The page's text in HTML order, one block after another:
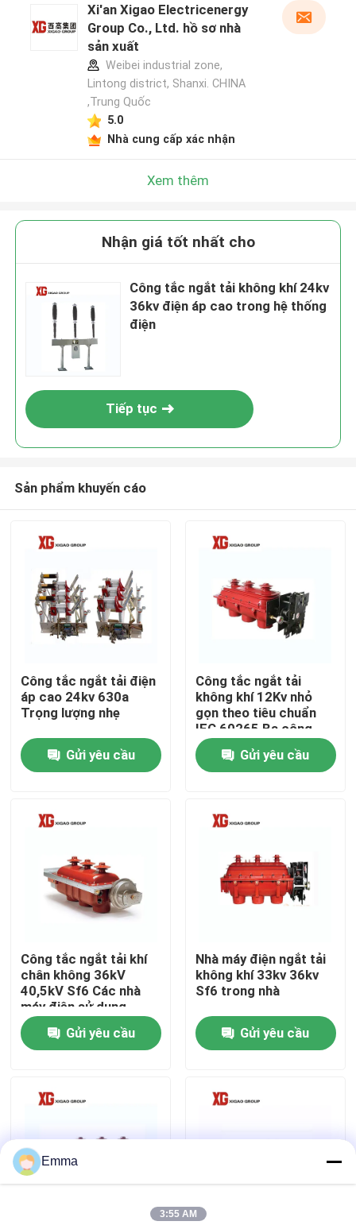
Trang Chủ
Các sản phẩm
Về chúng tôi
Tham quan nhà máy
Kiểm soát chất lượng
Liên hệ chúng tôi
Công tắc ngắt tải SF6
Thiết bị đóng cắt phân phối điện
Xi'an Xigao Electricenergy
Group Co., Ltd. hồ sơ nhà
sản xuất
Weibei industrial zone,
Lintong district, Shanxi. CHINA
,Trung Quốc
5.0
Nhà cung cấp xác nhận
Xem thêm
Nhận giá tốt nhất cho
Công tắc ngắt tải không khí 24kv
36kv điện áp cao trong hệ thống
điện
Tiếp tục
Sản phẩm khuyến cáo
Công tắc ngắt tải điện
áp cao 24kv 630a
Trọng lượng nhẹ
Gửi yêu cầu
Công tắc ngắt tải
không khí 12Kv nhỏ
gọn theo tiêu chuẩn
IEC 60265 Ba công
tắc tơ
Gửi yêu cầu
Công tắc ngắt tải khí
chân không 36kV
40,5kV Sf6 Các nhà
máy điện sử dụng
Gửi yêu cầu
Nhà máy điện ngắt tải
không khí 33kv 36kv
Sf6 trong nhà
Gửi yêu cầu
Emma
3:55 AM